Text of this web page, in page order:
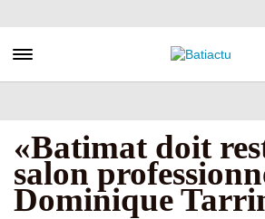
au
principal
Toggle navigation
«Batimat doit
salon
Dominique